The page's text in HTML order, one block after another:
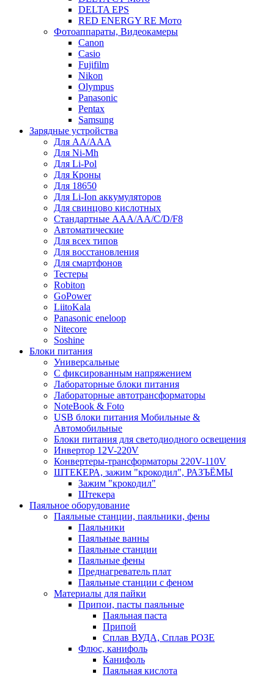
DELTA EPS
RED ENERGY RE Мото
Фотоаппараты, Видеокамеры
Canon
Casio
Fujifilm
Nikon
Olympus
Panasonic
Pentax
Samsung
Зарядные устройства
Для AA/AAA
Для Ni-Mh
Для Li-Pol
Для Кроны
Для 18650
Для Li-Ion аккумуляторов
Для свинцово кислотных
Стандартные ААА/АА/С/D/F8
Автоматические
Для всех типов
Для восстановления
Для смартфонов
Тестеры
Robiton
GoPower
LiitoKala
Panasonic eneloop
Nitecore
Soshine
Блоки питания
Универсальные
C фиксированным напряжением
Лабораторные блоки питания
Лабораторные автотрансформаторы
NoteBook & Foto
USB блоки питания Мобильные &
Автомобильные
Блоки питания для светодиодного освещения
Инвертор 12V-220V
Конвертеры-трансформаторы 220V-110V
ШТЕКЕРА, зажим "крокодил", РАЗЪЁМЫ
Зажим "крокодил"
Штекера
Паяльное оборудование
Паяльные станции, паяльники, фены
Паяльники
Паяльные ванны
Паяльные станции
Паяльные фены
Преднагреватель плат
Паяльные станции с феном
Материалы для пайки
Припои, пасты паяльные
Паяльная паста
Припой
Сплав ВУДА, Сплав РОЗЕ
Флюс, канифоль
Канифоль
Паяльная кислота